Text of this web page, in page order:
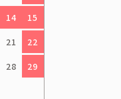
14 15
21 22
28 29